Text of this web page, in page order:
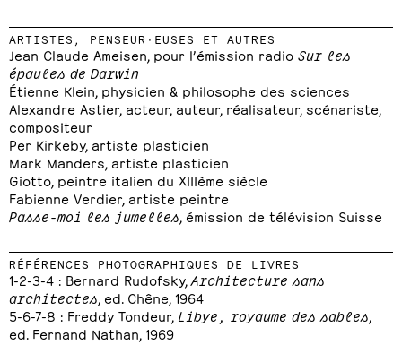
ARTISTES, PENSEUR·EUSES ET AUTRES
Jean Claude Ameisen, pour l’émission radio Sur les
épaules de Darwin
Étienne Klein, physicien & philosophe des sciences
Alexandre Astier, acteur, auteur, réalisateur, scénariste,
compositeur
Per Kirkeby, artiste plasticien
Mark Manders, artiste plasticien
Giotto, peintre italien du XIIIème siècle
Fabienne Verdier, artiste peintre
Passe-moi les jumelles , émission de télévision Suisse
RÉFÉRENCES PHOTOGRAPHIQUES DE LIVRES
1-2-3-4 : Bernard Rudofsky, Architecture sans
architectes , ed. Chêne, 1964
5-6-7-8 : Freddy Tondeur, Libye, royaume des sables
ed. Fernand Nathan, 1969